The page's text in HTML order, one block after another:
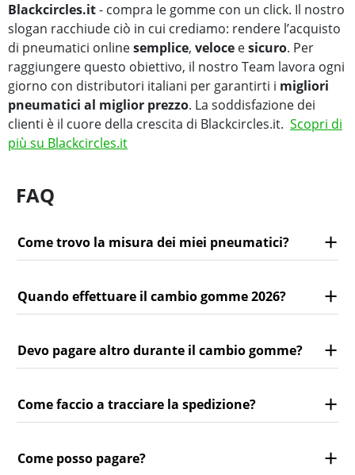
Blackcircles.it- compra le gomme con un click. Il nostro
slogan racchiude ciò in cui crediamo: rendere l’acquisto
di pneumatici onlinesemplice, veloce esicuro. Per
raggiungere questo obiettivo, il nostro Team lavora ogni
giorno con distributori italiani per garantirti i migliori
pneumatici al miglior prezzo. La soddisfazione dei
clienti è il cuore della crescita di Blackcircles.it. Scopri di
più su Blackcircles.it
FAQ
Come trovo la misura dei miei pneumatici?
Quando effettuare il cambio gomme 2026?
Devo pagare altro durante il cambio gomme?
Come faccio a tracciare la spedizione?
Come posso pagare?